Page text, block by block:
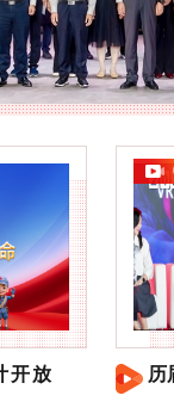
开放
历